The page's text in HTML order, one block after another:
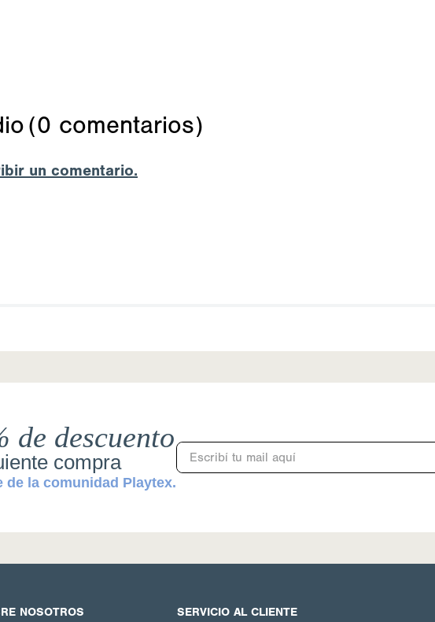
(0 comentarios)
un comentario.
de descuento
compra
de la comunidad Playtex.
NOSOTROS SERVICIO AL CLIENTE